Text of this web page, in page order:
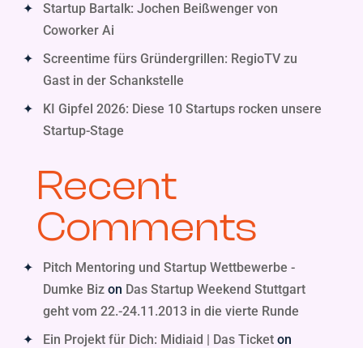
Startup Bartalk: Jochen Beißwenger von
Coworker Ai
Screentime fürs Gründergrillen: RegioTV zu
Gast in der Schankstelle
KI Gipfel 2026: Diese 10 Startups rocken unsere
Startup-Stage
Recent
Comments
Pitch Mentoring und Startup Wettbewerbe -
Dumke Bizon Das Startup Weekend Stuttgart
geht vom 22.-24.11.2013 in die vierte Runde
Ein Projekt für Dich: Midiaid | Das Ticketon